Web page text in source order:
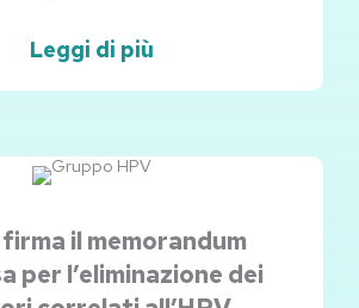
Leggi di più
il memorandum
per l’eliminazione dei